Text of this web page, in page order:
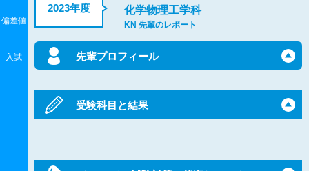
偏差値
入試
2023年度
化学物理工学科
KN 先輩のレポート
先輩プロフィール
受験科目と結果